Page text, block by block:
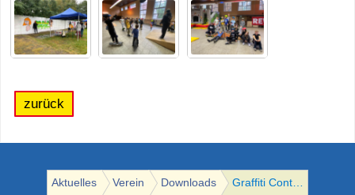
zurück
Aktuelles Verein Downloads Graffiti Contest im MGH in Brandenburg